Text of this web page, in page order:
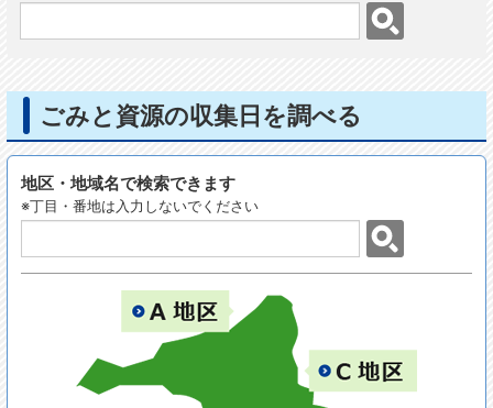
ごみと資源の収集日を調べる
地区・地域名で検索できます
※丁目・番地は入力しないでください